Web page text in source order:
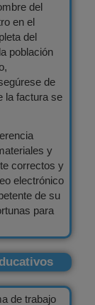
del
en el
del
población
de
la factura se
y
correctos y
electrónico
de su
para
de trabajo